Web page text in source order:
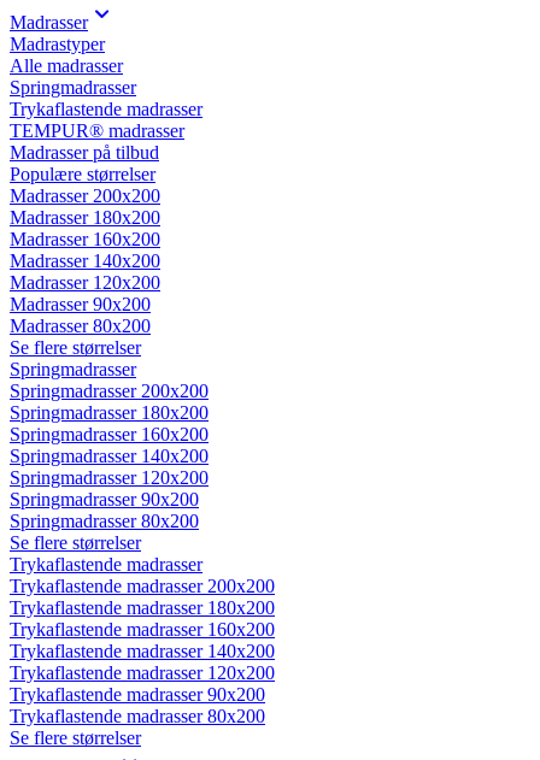
Madrasser
Madrastyper
Alle madrasser
Springmadrasser
Trykaflastende madrasser
TEMPUR® madrasser
Madrasser på tilbud
Populære størrelser
Madrasser 200x200
Madrasser 180x200
Madrasser 160x200
Madrasser 140x200
Madrasser 120x200
Madrasser 90x200
Madrasser 80x200
Se flere størrelser
Springmadrasser
Springmadrasser 200x200
Springmadrasser 180x200
Springmadrasser 160x200
Springmadrasser 140x200
Springmadrasser 120x200
Springmadrasser 90x200
Springmadrasser 80x200
Se flere størrelser
Trykaflastende madrasser
Trykaflastende madrasser 200x200
Trykaflastende madrasser 180x200
Trykaflastende madrasser 160x200
Trykaflastende madrasser 140x200
Trykaflastende madrasser 120x200
Trykaflastende madrasser 90x200
Trykaflastende madrasser 80x200
Se flere størrelser